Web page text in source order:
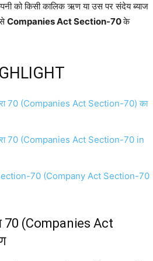
को किसी कालिक ऋण या उस पर संदेय ब्याज
Companies Act Section-70के
70 (Companies Act Section-70) का
70 (Companies Act Section-70 in
70 (Company Act Section-70
70 (Companies Act